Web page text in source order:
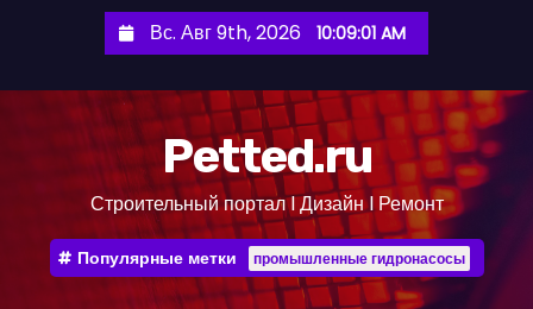
Вс. Авг 9th, 2026 10:09:01 AM
Petted.ru
Строительный портал l Дизайн l Ремонт
Популярные метки промышленные гидронасосы